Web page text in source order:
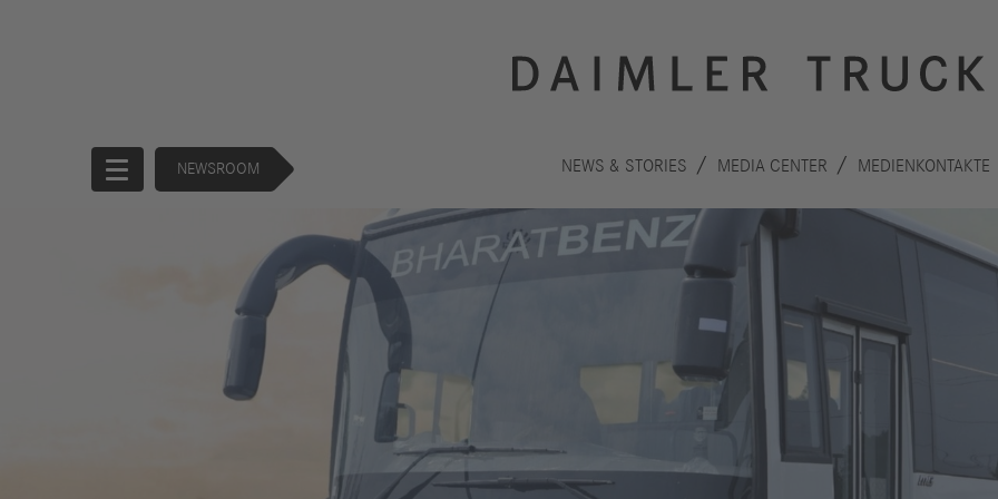
NEWSROOM NEWS & STORIES MEDIA CENTER MEDIENKONTAKTE
Unternehmen
Unternehmensführung
Produkte
Trucks
Innovation
Autonomes
Nachhaltigkeit
Planet